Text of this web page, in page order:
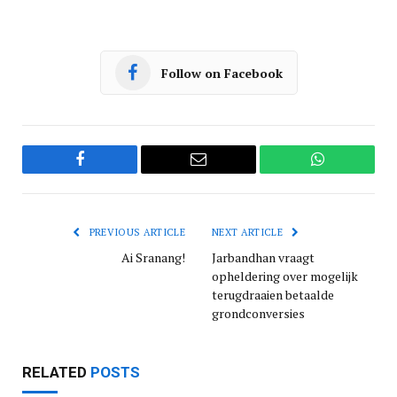
Follow on Facebook
Facebook Email WhatsApp
PREVIOUS ARTICLE
Ai Sranang!
NEXT ARTICLE
Jarbandhan vraagt
opheldering over mogelijk
terugdraaien betaalde
grondconversies
RELATED POSTS